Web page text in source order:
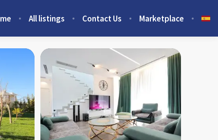
All listings Contact Us Marketplace